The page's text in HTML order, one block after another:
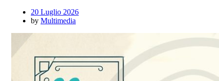
20 Luglio 2026
by Multimedia